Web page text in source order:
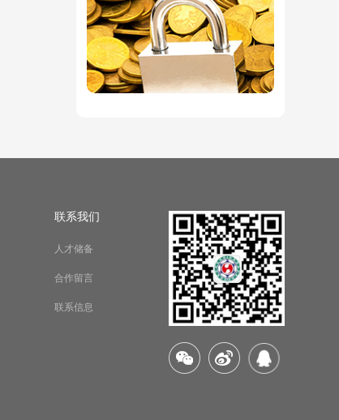
联系我们
人才储备
合作留言
联系信息